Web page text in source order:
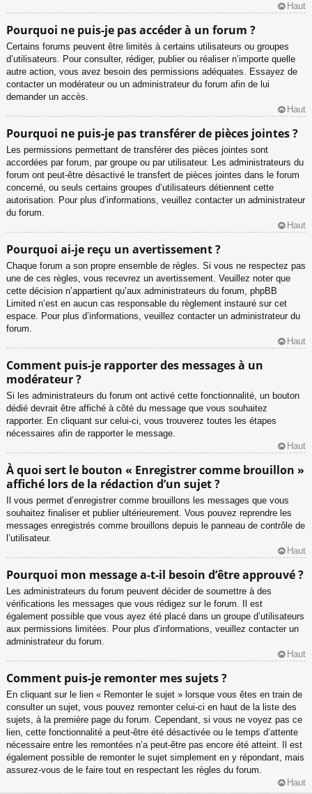
Haut
Pourquoi ne puis-je pas accéder à un forum ?
Certains forums peuvent être limités à certains utilisateurs ou groupes
d’utilisateurs. Pour consulter, rédiger, publier ou réaliser n’importe quelle
autre action, vous avez besoin des permissions adéquates. Essayez de
contacter un modérateur ou un administrateur du forum afin de lui
demander un accès.
Haut
Pourquoi ne puis-je pas transférer de pièces jointes ?
Les permissions permettant de transférer des pièces jointes sont
accordées par forum, par groupe ou par utilisateur. Les administrateurs du
forum ont peut-être désactivé le transfert de pièces jointes dans le forum
concerné, ou seuls certains groupes d’utilisateurs détiennent cette
autorisation. Pour plus d’informations, veuillez contacter un administrateur
du forum.
Haut
Pourquoi ai-je reçu un avertissement ?
Chaque forum a son propre ensemble de règles. Si vous ne respectez pas
une de ces règles, vous recevrez un avertissement. Veuillez noter que
cette décision n’appartient qu’aux administrateurs du forum, phpBB
Limited n’est en aucun cas responsable du règlement instauré sur cet
espace. Pour plus d’informations, veuillez contacter un administrateur du
forum.
Haut
Comment puis-je rapporter des messages à un
modérateur ?
Si les administrateurs du forum ont activé cette fonctionnalité, un bouton
dédié devrait être affiché à côté du message que vous souhaitez
rapporter. En cliquant sur celui-ci, vous trouverez toutes les étapes
nécessaires afin de rapporter le message.
Haut
À quoi sert le bouton « Enregistrer comme brouillon »
affiché lors de la rédaction d’un sujet ?
Il vous permet d’enregistrer comme brouillons les messages que vous
souhaitez finaliser et publier ultérieurement. Vous pouvez reprendre les
messages enregistrés comme brouillons depuis le panneau de contrôle de
l’utilisateur.
Haut
Pourquoi mon message a-t-il besoin d’être approuvé ?
Les administrateurs du forum peuvent décider de soumettre à des
vérifications les messages que vous rédigez sur le forum. Il est
également possible que vous ayez été placé dans un groupe d’utilisateurs
aux permissions limitées. Pour plus d’informations, veuillez contacter un
administrateur du forum.
Haut
Comment puis-je remonter mes sujets ?
En cliquant sur le lien « Remonter le sujet » lorsque vous êtes en train de
consulter un sujet, vous pouvez remonter celui-ci en haut de la liste des
sujets, à la première page du forum. Cependant, si vous ne voyez pas ce
lien, cette fonctionnalité a peut-être été désactivée ou le temps d’attente
nécessaire entre les remontées n’a peut-être pas encore été atteint. Il est
également possible de remonter le sujet simplement en y répondant, mais
assurez-vous de le faire tout en respectant les règles du forum.
Haut